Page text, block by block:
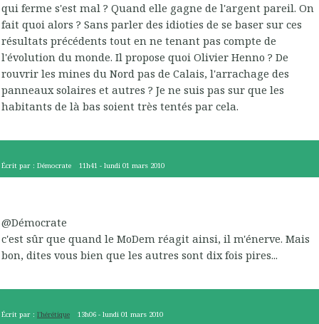
qui ferme s'est mal ? Quand elle gagne de l'argent pareil. On
fait quoi alors ? Sans parler des idioties de se baser sur ces
résultats précédents tout en ne tenant pas compte de
l'évolution du monde. Il propose quoi Olivier Henno ? De
rouvrir les mines du Nord pas de Calais, l'arrachage des
panneaux solaires et autres ? Je ne suis pas sur que les
habitants de là bas soient très tentés par cela.
Écrit par : Démocrate 11h41 -lundi 01 mars 2010
@Démocrate
c'est sûr que quand le MoDem réagit ainsi, il m'énerve. Mais
bon, dites vous bien que les autres sont dix fois pires...
Écrit par : l'hérétique 13h06 -lundi 01 mars 2010